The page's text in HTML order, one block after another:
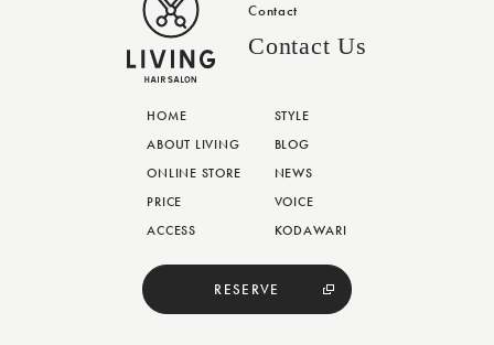
Contact
Contact Us
HOME
ABOUT LIVING
ONLINE STORE
PRICE
ACCESS
STYLE
BLOG
NEWS
VOICE
KODAWARI
RESERVE